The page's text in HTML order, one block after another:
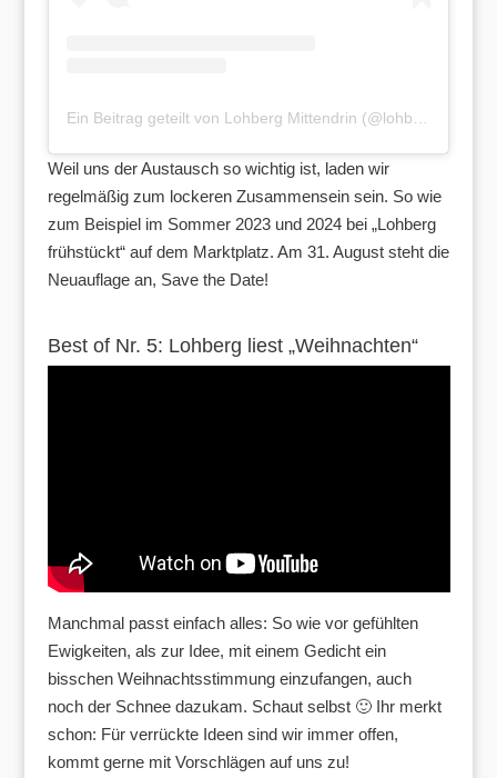
Weil uns der Austausch so wichtig ist, laden wir
regelmäßig zum lockeren Zusammensein sein. So wie
zum Beispiel im Sommer 2023 und 2024 bei „Lohberg
frühstückt“ auf dem Marktplatz. Am 31. August steht die
Neuauflage an, Save the Date!
Best of Nr. 5: Lohberg liest „Weihnachten“
Manchmal passt einfach alles: So wie vor gefühlten
Ewigkeiten, als zur Idee, mit einem Gedicht ein
bisschen Weihnachtsstimmung einzufangen, auch
noch der Schnee dazukam. Schaut selbst 🙂 Ihr merkt
schon: Für verrückte Ideen sind wir immer offen,
kommt gerne mit Vorschlägen auf uns zu!